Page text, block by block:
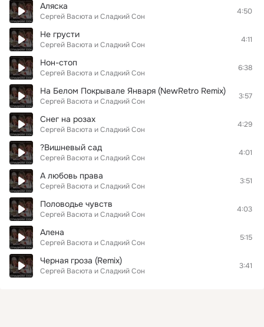
Аляска
Сергей Васюта и Сладкий Сон
4:50
Не грусти
Сергей Васюта и Сладкий Сон
4:11
Нон-стоп
Сергей Васюта и Сладкий Сон
6:38
На Белом Покрывале Января (NewRetro Remix)
Сергей Васюта и Сладкий Сон
3:57
Снег на розах
Сергей Васюта и Сладкий Сон
4:29
?Вишневый сад
Сергей Васюта и Сладкий Сон
4:01
А любовь права
Сергей Васюта и Сладкий Сон
3:51
Половодье чувств
Сергей Васюта и Сладкий Сон
4:03
Алена
Сергей Васюта и Сладкий Сон
5:15
Черная гроза (Remix)
Сергей Васюта и Сладкий Сон
3:41